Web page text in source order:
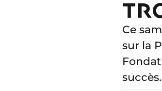
Ce
sur la
succès.